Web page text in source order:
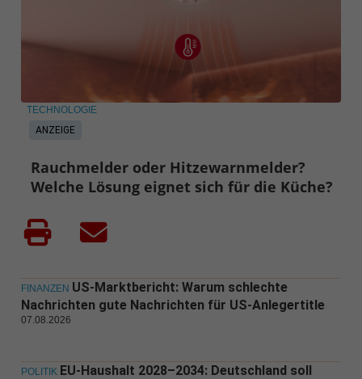
ANZEIGE
TECHNOLOGIE
Rauchmelder oder Hitzewarnmelder?
Welche Lösung eignet sich für die Küche?
FINANZEN US-Marktbericht: Warum schlechte
Nachrichten gute Nachrichten für US-Anlegertitle
07.08.2026
POLITIK EU-Haushalt 2028–2034: Deutschland soll